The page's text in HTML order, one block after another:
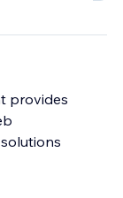
provides